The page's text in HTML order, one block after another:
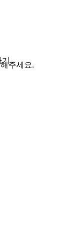
주세요.
기